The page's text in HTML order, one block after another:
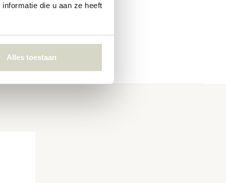
die u aan ze heeft
Alles toestaan